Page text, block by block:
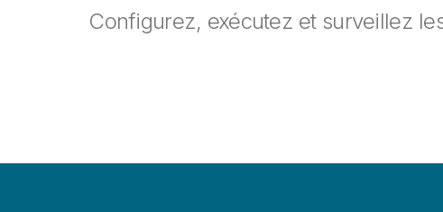
Configurez, exécutez et surveillez